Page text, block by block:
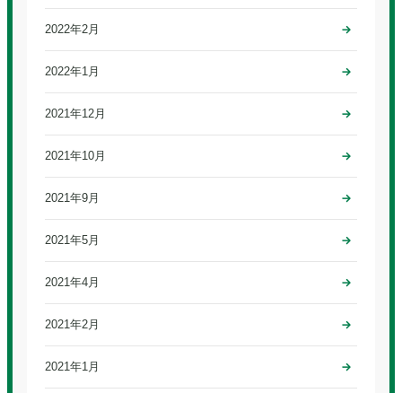
2022年2月
2022年1月
2021年12月
2021年10月
2021年9月
2021年5月
2021年4月
2021年2月
2021年1月